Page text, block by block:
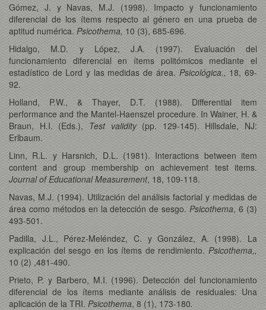
Gómez, J. y Navas, M.J. (1998). Impacto y funcionamiento
diferencial de los ítems respecto al género en una prueba de
aptitud numérica. Psicothema, 10 (3), 685-696.
Hidalgo, M.D. y López, J.A. (1997). Evaluación del
funcionamiento diferencial en ítems politómicos mediante el
estadístico de Lord y las medidas de área. Psicológica., 18, 69-
92.
Holland, P.W., & Thayer, D.T. (1988). Differential item
performance and the Mantel-Haenszel procedure. In Wainer, H. &
Braun, H.I. (Eds.), Test validity(pp. 129-145). Hillsdale, NJ:
Erlbaum.
Linn, R.L. y Harsnich, D.L. (1981). Interactions between item
content and group membership on achievement test items.
Journal of Educational Measurement, 18, 109-118.
Navas, M.J. (1994). Utilización del análisis factorial y medidas de
área como métodos en la detección de sesgo. Psicothema, 6 (3)
493-501.
Padilla, J.L., Pérez-Meléndez, C. y González, A. (1998). La
explicación del sesgo en los ítems de rendimiento. Psicothema,,
10 (2) ,481-490.
Prieto, P. y Barbero, M.I. (1996). Detección del funcionamiento
diferencial de los ítems mediante análisis de residuales: Una
aplicación de la TRI. Psicothema, 8 (1), 173-180.